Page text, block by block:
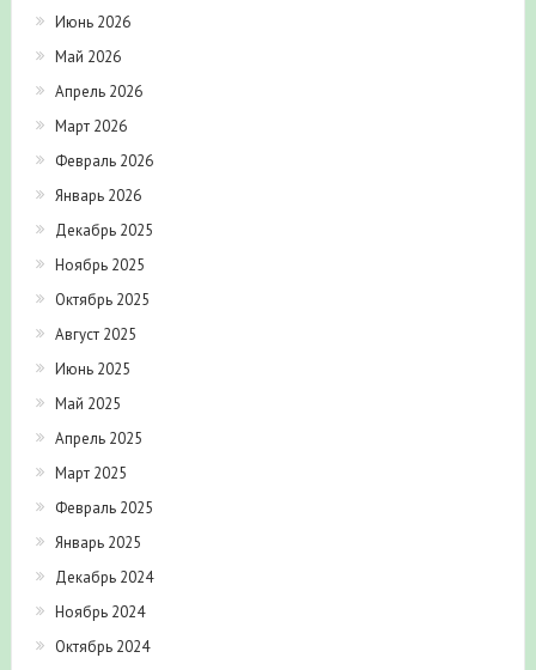
Июнь 2026
Май 2026
Апрель 2026
Март 2026
Февраль 2026
Январь 2026
Декабрь 2025
Ноябрь 2025
Октябрь 2025
Август 2025
Июнь 2025
Май 2025
Апрель 2025
Март 2025
Февраль 2025
Январь 2025
Декабрь 2024
Ноябрь 2024
Октябрь 2024